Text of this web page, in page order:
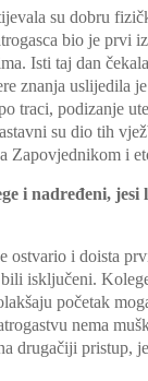
su dobru
bio je prvi
Isti taj dan
znanja uslijedila
traci, podizanje
su dio tih
Zapovjednikom i
i nadređeni, jesi
ostvario i doista
isključeni.
početak
nema
drugačiji pristup,